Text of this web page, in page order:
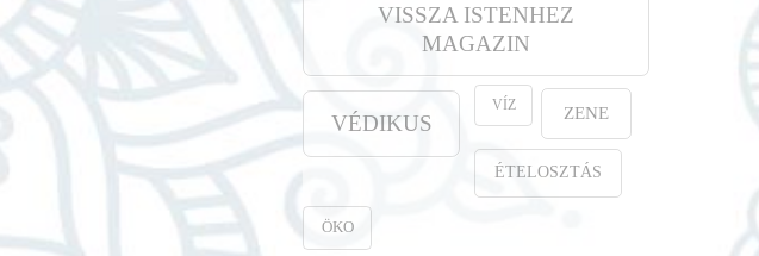
VISSZA ISTENHEZ
MAGAZIN
VÉDIKUS
VÍZ ZENE
ÉTELOSZTÁS
ÖKO